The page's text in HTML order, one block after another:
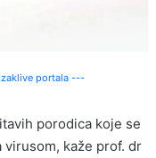
portala ---
porodica koje se
virusom, kaže prof. dr